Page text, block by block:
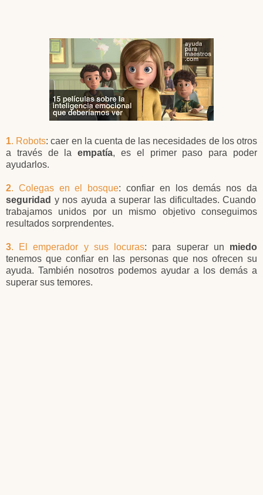
1. Robots: caer en la cuenta de las necesidades de los otros
a través de laempatía, es el primer paso para poder
ayudarlos.
2. Colegas en el bosque: confiar en los demás nos da
seguridad y nos ayuda a superar las dificultades. Cuando
trabajamos unidos por un mismo objetivo conseguimos
resultados sorprendentes.
3. El emperador y sus locuras: para superar un miedo
tenemos que confiar en las personas que nos ofrecen su
ayuda. También nosotros podemos ayudar a los demás a
superar sus temores.